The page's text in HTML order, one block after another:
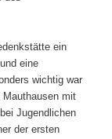
ein
eine
wichtig war
mit
Jugendlichen
der ersten